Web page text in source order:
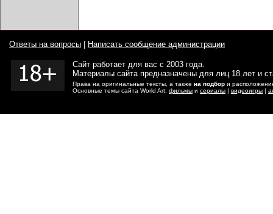
Ответы на вопросы Написать сообщение администрации
Сайт работает для вас с 2003 года.
Материалы сайта предназначены для лиц 18 лет и
Права на оригинальные тексты, а также на подбор и
Основные темы сайта World Art: фильмы и сериалы | видеоигры |